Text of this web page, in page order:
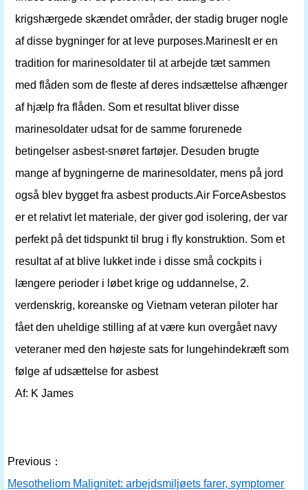
krigshærgede skændet områder, der stadig bruger nogle
af disse bygninger for at leve purposes.MarinesIt er en
tradition for marinesoldater til at arbejde tæt sammen
med flåden som de fleste af deres indsættelse afhænger
af hjælp fra flåden. Som et resultat bliver disse
marinesoldater udsat for de samme forurenede
betingelser asbest-snøret fartøjer. Desuden brugte
mange af bygningerne de marinesoldater, mens på jord
også blev bygget fra asbest products.Air ForceAsbestos
er et relativt let materiale, der giver god isolering, der var
perfekt på det tidspunkt til brug i fly konstruktion. Som et
resultat af at blive lukket inde i disse små cockpits i
længere perioder i løbet krige og uddannelse, 2.
verdenskrig, koreanske og Vietnam veteran piloter har
fået den uheldige stilling af at være kun overgået navy
veteraner med den højeste sats for lungehindekræft som
følge af udsættelse for asbest
Af: K James
Previous：
Mesotheliom Malignitet: arbejdsmiljøets farer, symptomer og